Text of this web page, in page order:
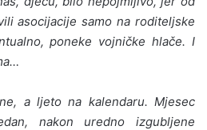
asocijacije samo na roditeljske
poneke vojničke hlače. I
a ljeto na kalendaru. Mjesec
nakon uredno izgubljene